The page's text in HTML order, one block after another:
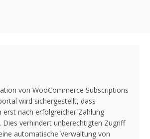
von WooCommerce Subscriptions
wird sichergestellt, dass
erst nach erfolgreicher Zahlung
Dies verhindert unberechtigten Zugriff
automatische Verwaltung von